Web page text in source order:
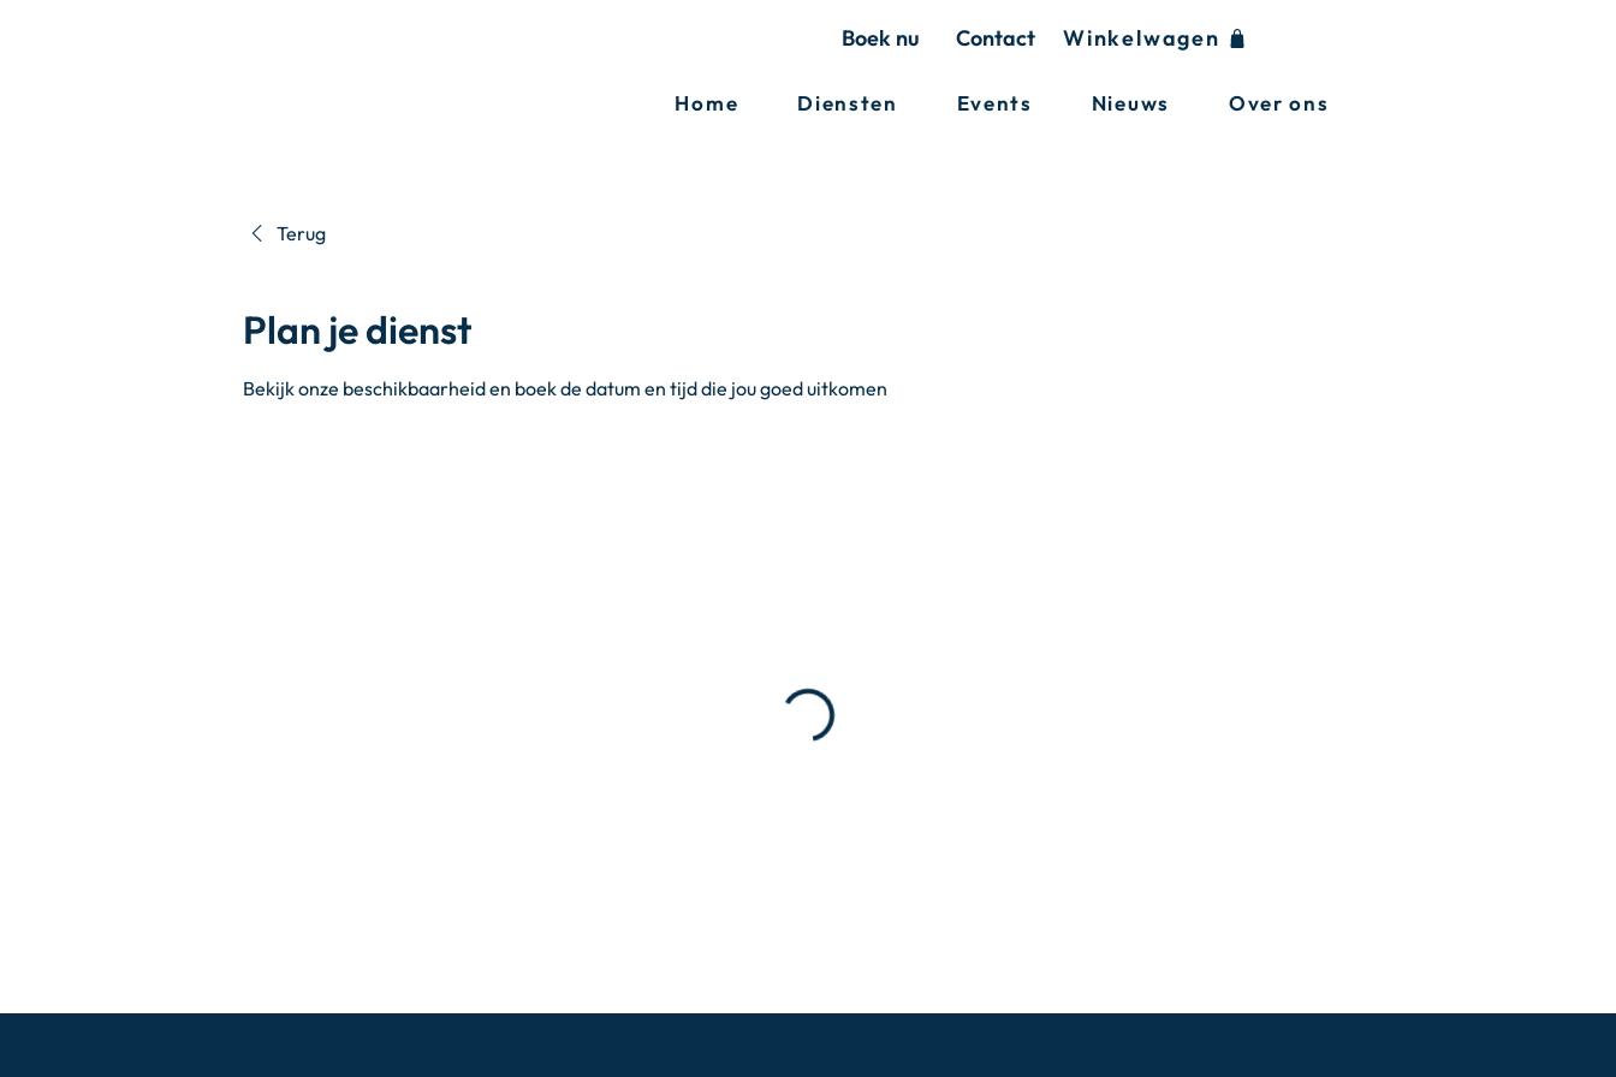
Boek nu Contact Winkelwagen
Home Diensten Events Nieuws Over ons
Terug
Plan je dienst
Bekijk onze beschikbaarheid en boek de datum en tijd die jou goed uitkomen